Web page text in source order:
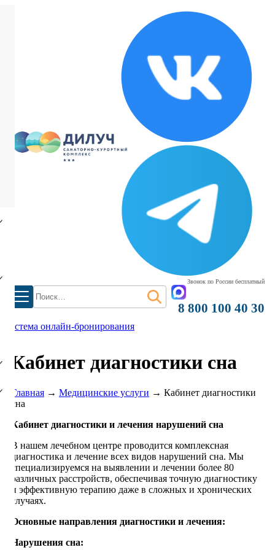
Найти:
Звонок по России бесплатный
8 800 100 40 30
система онлайн-бронирования
Кабинет диагностики сна
Главная → Медицинские услуги → Кабинет диагностики
сна
Кабинет диагностики и лечения нарушений сна
В нашем лечебном центре проводится комплексная
диагностика и лечение всех видов нарушений сна. Мы
специализируемся на выявлении и лечении более 80
различных расстройств, обеспечивая точную диагностику
и эффективную терапию даже в сложных и хронических
случаях.
Основные направления диагностики и лечения:
Нарушения сна: